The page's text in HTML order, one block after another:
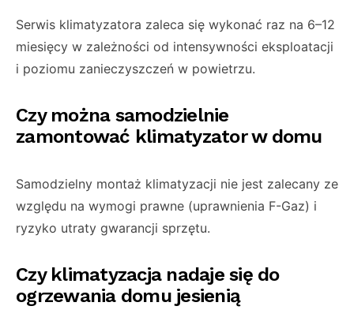
Serwis klimatyzatora zaleca się wykonać raz na 6–12
miesięcy w zależności od intensywności eksploatacji
i poziomu zanieczyszczeń w powietrzu.
Czy można samodzielnie
zamontować klimatyzator w domu
Samodzielny montaż klimatyzacji nie jest zalecany ze
względu na wymogi prawne (uprawnienia F-Gaz) i
ryzyko utraty gwarancji sprzętu.
Czy klimatyzacja nadaje się do
ogrzewania domu jesienią